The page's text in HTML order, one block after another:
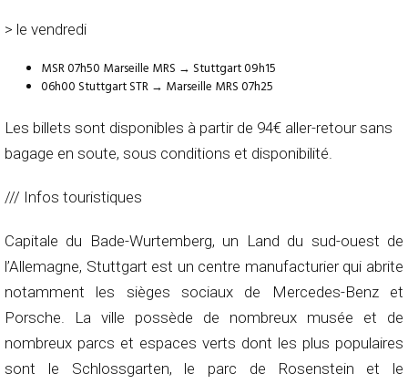
> le vendredi
MSR 07h50 Marseille MRS → Stuttgart 09h15
06h00 Stuttgart STR → Marseille MRS 07h25
Les billets sont disponibles à partir de 94€ aller-retour sans
bagage en soute, sous conditions et disponibilité.
/// Infos touristiques
Capitale du Bade-Wurtemberg, un Land du sud-ouest de
l’Allemagne, Stuttgart est un centre manufacturier qui abrite
notamment les sièges sociaux de Mercedes-Benz et
Porsche. La ville possède de nombreux musée et de
nombreux parcs et espaces verts dont les plus populaires
sont le Schlossgarten, le parc de Rosenstein et le